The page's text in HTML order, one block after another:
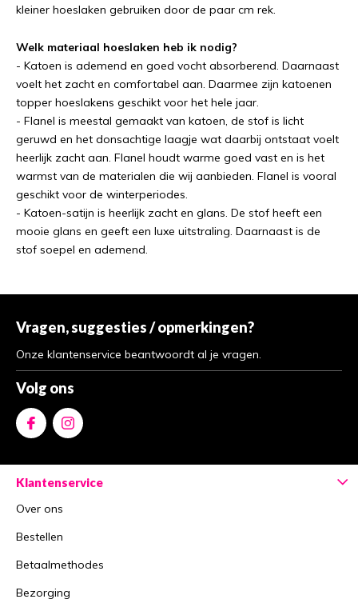
kleiner hoeslaken gebruiken door de paar cm rek.
Welk materiaal hoeslaken heb ik nodig?
- Katoen is ademend en goed vocht absorberend. Daarnaast
voelt het zacht en comfortabel aan. Daarmee zijn katoenen
topper hoeslakens geschikt voor het hele jaar.
- Flanel is meestal gemaakt van katoen, de stof is licht
geruwd en het donsachtige laagje wat daarbij ontstaat voelt
heerlijk zacht aan. Flanel houdt warme goed vast en is het
warmst van de materialen die wij aanbieden. Flanel is vooral
geschikt voor de winterperiodes.
- Katoen-satijn is heerlijk zacht en glans. De stof heeft een
mooie glans en geeft een luxe uitstraling. Daarnaast is de
stof soepel en ademend.
Vragen, suggesties / opmerkingen?
Onze klantenservice beantwoordt al je vragen.
Volg ons
Klantenservice
Over ons
Bestellen
Betaalmethodes
Bezorging